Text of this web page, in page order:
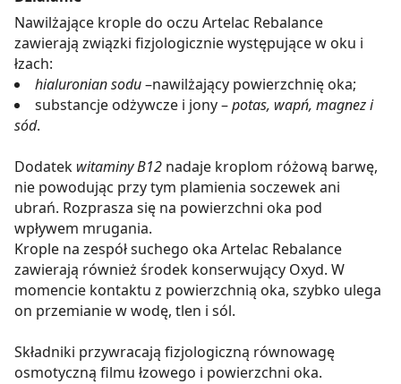
Nawilżające krople do oczu Artelac Rebalance
zawierają związki fizjologicznie występujące w oku i
łzach:
hialuronian sodu–nawilżający powierzchnię oka;
substancje odżywcze i jony –potas, wapń, magnez i
sód.
Dodatek witaminy B12 nadaje kroplom różową barwę,
nie powodując przy tym plamienia soczewek ani
ubrań. Rozprasza się na powierzchni oka pod
wpływem mrugania.
Krople na zespół suchego oka Artelac Rebalance
zawierają również środek konserwujący Oxyd. W
momencie kontaktu z powierzchnią oka, szybko ulega
on przemianie w wodę, tlen i sól.
Składniki przywracają fizjologiczną równowagę
osmotyczną filmu łzowego i powierzchni oka.